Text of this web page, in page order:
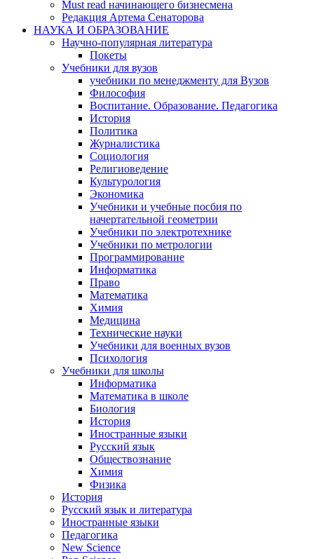
Must read начинающего бизнесмена
Редакция Артема Сенаторова
НАУКА И ОБРАЗОВАНИЕ
Научно-популярная литература
Покеты
Учебники для вузов
учебники по менеджменту для Вузов
Философия
Воспитание. Образование. Педагогика
История
Политика
Журналистика
Социология
Религиоведение
Культурология
Экономика
Учебники и учебные посбия по
начертательной геометрии
Учебники по электротехнике
Учебники по метрологии
Программирование
Информатика
Право
Математика
Химия
Медицина
Технические науки
Учебники для военных вузов
Психология
Учебники для школы
Информатика
Математика в школе
Биология
История
Иностранные языки
Русский язык
Обществознание
Химия
Физика
История
Русский язык и литература
Иностранные языки
Педагогика
New Science